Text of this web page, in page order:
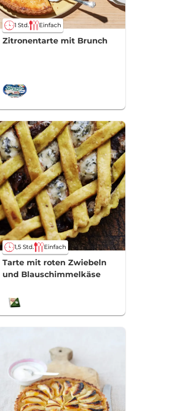
1 Std. Einfach
Zitronentarte mit Brunch
1,5 Std. Einfach
Tarte mit roten Zwiebeln
und Blauschimmelkäse